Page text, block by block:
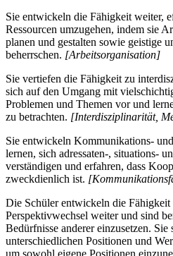
Sie entwickeln die Fähigkeit weiter,
Ressourcen umzugehen, indem sie
planen und gestalten sowie geistige
beherrschen. [Arbeitsorganisation]
Sie vertiefen die Fähigkeit zu
sich auf den Umgang mit
Problemen und Themen vor und
zu betrachten. [Interdisziplinarität,
Sie entwickeln Kommunikations-
lernen, sich adressaten-, situations-
verständigen und erfahren, dass
zweckdienlich ist.
Die Schüler entwickeln die Fähigkeit
Perspektivwechsel weiter und sind
Bedürfnisse anderer einzusetzen. Sie
unterschiedlichen Positionen und